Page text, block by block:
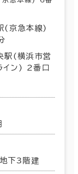
(京急本線)
駅(横浜市営
イン) 2番口
下3階建